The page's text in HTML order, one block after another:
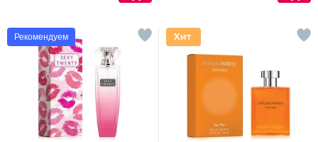
Рекомендуем